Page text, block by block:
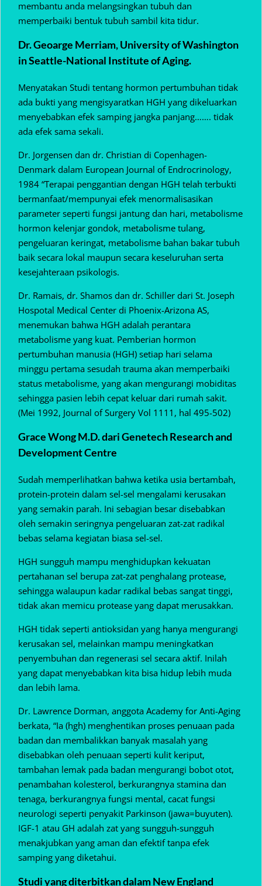
membantu anda melangsingkan tubuh dan
memperbaiki bentuk tubuh sambil kita tidur.
Dr. Geoarge Merriam, University of Washington
in Seattle-National Institute of Aging.
Menyatakan Studi tentang hormon pertumbuhan tidak
ada bukti yang mengisyaratkan HGH yang dikeluarkan
menyebabkan efek samping jangka panjang……. tidak
ada efek sama sekali.
Dr. Jorgensen dan dr. Christian di Copenhagen-
Denmark dalam European Journal of Endrocrinology,
1984 “Terapai penggantian dengan HGH telah terbukti
bermanfaat/mempunyai efek menormalisasikan
parameter seperti fungsi jantung dan hari, metabolisme
hormon kelenjar gondok, metabolisme tulang,
pengeluaran keringat, metabolisme bahan bakar tubuh
baik secara lokal maupun secara keseluruhan serta
kesejahteraan psikologis.
Dr. Ramais, dr. Shamos dan dr. Schiller dari St. Joseph
Hospotal Medical Center di Phoenix-Arizona AS,
menemukan bahwa HGH adalah perantara
metabolisme yang kuat. Pemberian hormon
pertumbuhan manusia (HGH) setiap hari selama
minggu pertama sesudah trauma akan memperbaiki
status metabolisme, yang akan mengurangi mobiditas
sehingga pasien lebih cepat keluar dari rumah sakit.
(Mei 1992, Journal of Surgery Vol 1111, hal 495-502)
Grace Wong M.D. dari Genetech Research and
Development Centre
Sudah memperlihatkan bahwa ketika usia bertambah,
protein-protein dalam sel-sel mengalami kerusakan
yang semakin parah. Ini sebagian besar disebabkan
oleh semakin seringnya pengeluaran zat-zat radikal
bebas selama kegiatan biasa sel-sel.
HGH sungguh mampu menghidupkan kekuatan
pertahanan sel berupa zat-zat penghalang protease,
sehingga walaupun kadar radikal bebas sangat tinggi,
tidak akan memicu protease yang dapat merusakkan.
HGH tidak seperti antioksidan yang hanya mengurangi
kerusakan sel, melainkan mampu meningkatkan
penyembuhan dan regenerasi sel secara aktif. Inilah
yang dapat menyebabkan kita bisa hidup lebih muda
dan lebih lama.
Dr. Lawrence Dorman, anggota Academy for Anti-Aging
berkata, “Ia (hgh) menghentikan proses penuaan pada
badan dan membalikkan banyak masalah yang
disebabkan oleh penuaan seperti kulit keriput,
tambahan lemak pada badan mengurangi bobot otot,
penambahan kolesterol, berkurangnya stamina dan
tenaga, berkurangnya fungsi mental, cacat fungsi
neurologi seperti penyakit Parkinson (jawa=buyuten).
IGF-1 atau GH adalah zat yang sungguh-sungguh
menakjubkan yang aman dan efektif tanpa efek
samping yang diketahui.
Studi yang diterbitkan dalam New England